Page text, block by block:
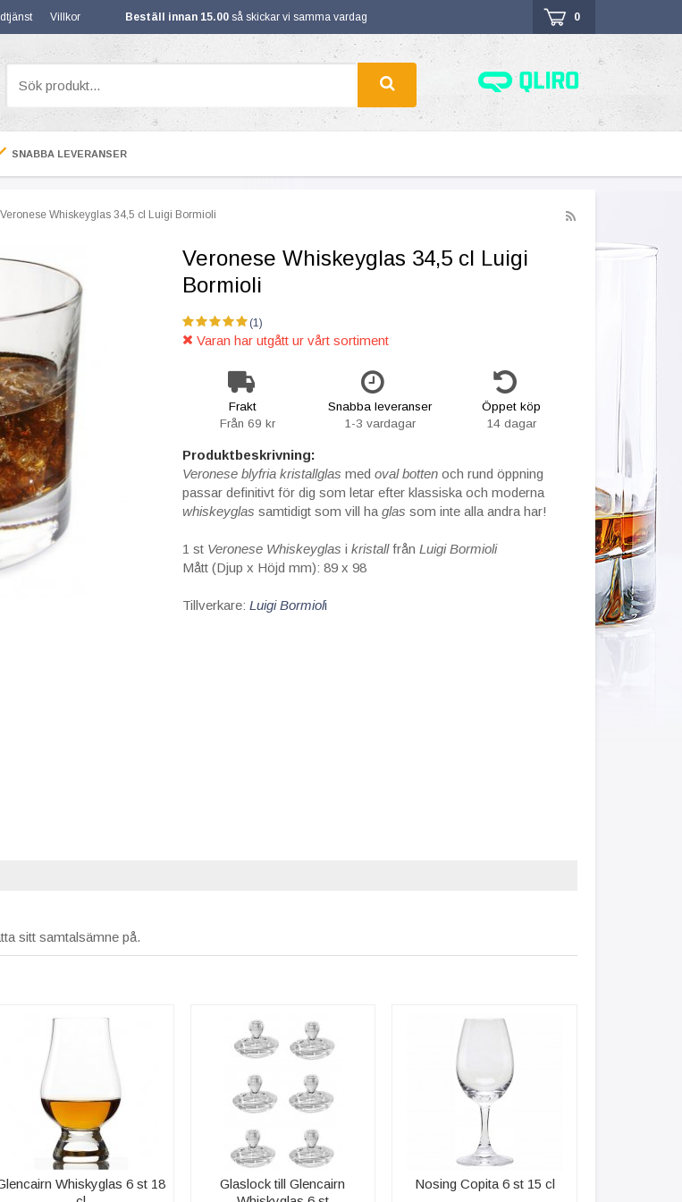
Villkor Beställ innan 15.00 så skickar vi samma vardag 0
SNABBA LEVERANSER
Veronese Whiskeyglas 34,5 cl Luigi Bormioli
Veronese Whiskeyglas 34,5 cl Luigi
Bormioli
(1)
Varan har utgått ur vårt sortiment
Frakt
Från 69 kr
Snabba leveranser
1-3 vardagar
Öppet köp
14 dagar
Produktbeskrivning:
Veroneseblyfria kristallglas med oval bottenoch rund öppning
passar definitivt för dig som letar efter klassiska och moderna
whiskeyglas samtidigt som vill ha glas som inte alla andra har!
1 st Veronese Whiskeyglas i kristallfrån Luigi Bormioli
Mått (Djup x Höjd mm): 89 x 98
Tillverkare: Luigi Bormioli
sitt samtalsämne på.
Whiskyglas 6 st 18
Glaslock till Glencairn
Nosing Copita 6 st 15 cl